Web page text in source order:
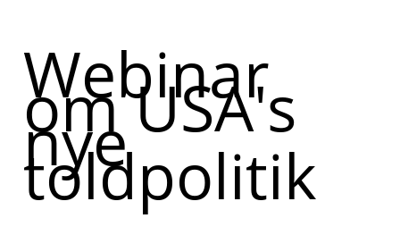
Webinar
om USA's
nye
toldpolitik